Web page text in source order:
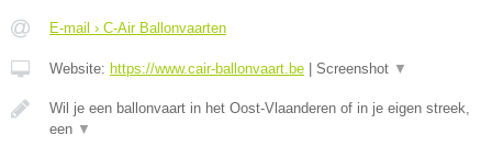
E-mail › C-Air Ballonvaarten
Website: https://www.cair-ballonvaart.be Screenshot ▼
Wil je een ballonvaart in het Oost-Vlaanderen of in je eigen streek,
een ▼